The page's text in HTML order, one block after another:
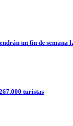
un fin de semana
turistas